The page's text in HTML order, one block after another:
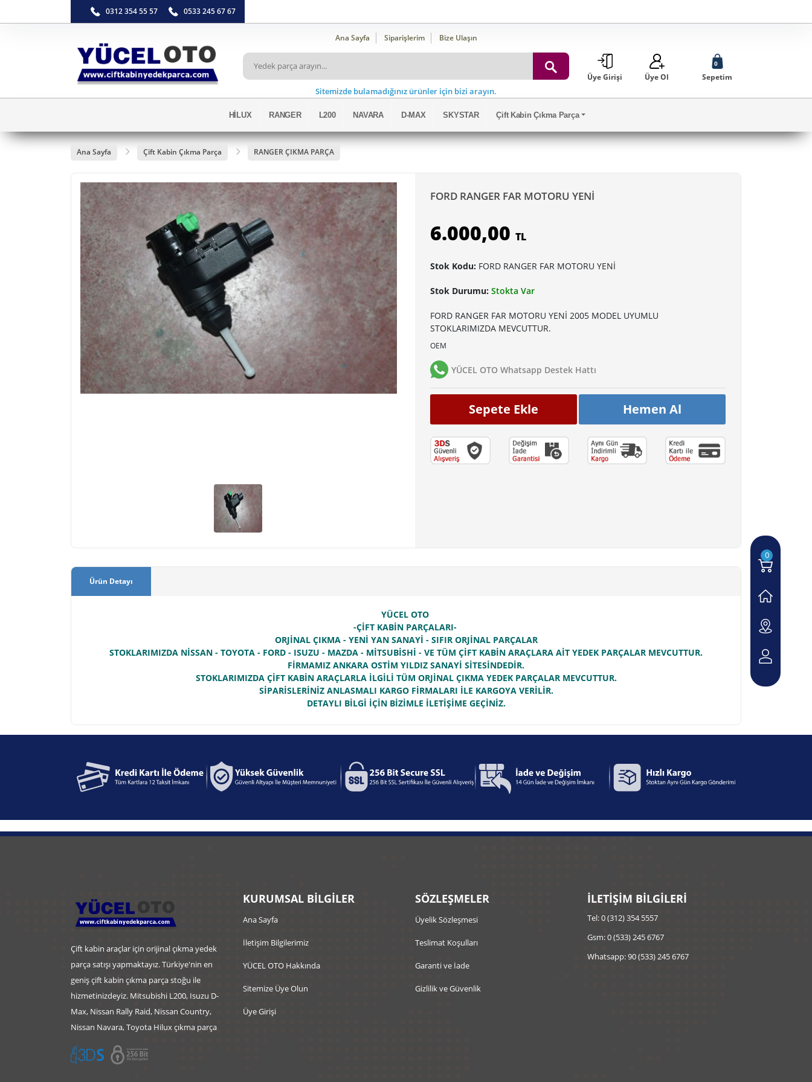
0312 354 55 57 0533 245 67 67
Ana Sayfa Siparişlerim Bize Ulaşın
Sitemizde bulamadığınız ürünler için bizi arayın.
Üye Girişi Üye Ol
0
Sepetim
HİLUX RANGER L200 NAVARA D-MAX SKYSTAR Çift Kabin Çıkma Parça
Ana Sayfa Çift Kabin Çıkma Parça RANGER ÇIKMA PARÇA
FORD RANGER FAR MOTORU YENİ
6.000,00 TL
Stok Kodu: FORD RANGER FAR MOTORU YENİ
Stok Durumu: Stokta Var
FORD RANGER FAR MOTORU YENİ 2005 MODEL UYUMLU
STOKLARIMIZDA MEVCUTTUR.
OEM
YÜCEL OTO Whatsapp Destek Hattı
Sepete Ekle Hemen Al
Ürün Detayı
YÜCEL OTO
-ÇİFT KABİN PARÇALARI-
ORJİNAL ÇIKMA - YENİ YAN SANAYİ - SIFIR ORJİNAL PARÇALAR
STOKLARIMIZDA NİSSAN - TOYOTA - FORD - ISUZU - MAZDA - MİTSUBİSHİ - VE TÜM ÇİFT KABİN ARAÇLARA AİT YEDEK PARÇALAR MEVCUTTUR.
FİRMAMIZ ANKARA OSTİM YILDIZ SANAYİ SİTESİNDEDİR.
STOKLARIMIZDA ÇİFT KABİN ARAÇLARLA İLGİLİ TÜM ORJİNAL ÇIKMA YEDEK PARÇALAR MEVCUTTUR.
SİPARİSLERİNİZ ANLASMALI KARGO FİRMALARI İLE KARGOYA VERİLİR.
DETAYLI BİLGİ İÇİN BİZİMLE İLETİŞİME GEÇİNİZ.
0
Çift kabin araçlar için orijinal çıkma yedek
parça satışı yapmaktayız. Türkiye'nin en
geniş çift kabin çıkma parça stoğu ile
hizmetinizdeyiz. Mitsubishi L200, Isuzu D-
Max, Nissan Rally Raid, Nissan Country,
Nissan Navara, Toyota Hilux çıkma parça
KURUMSAL BİLGİLER
Ana Sayfa
İletişim Bilgilerimiz
YÜCEL OTO Hakkında
Sitemize Üye Olun
Üye Girişi
SÖZLEŞMELER
Üyelik Sözleşmesi
Teslimat Koşulları
Garanti ve İade
Gizlilik ve Güvenlik
İLETİŞİM BİLGİLERİ
Tel: 0 (312) 354 5557
Gsm: 0 (533) 245 6767
Whatsapp: 90 (533) 245 6767